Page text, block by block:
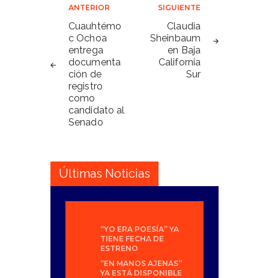
Navegación
de
entradas
ANTERIOR
Cuauhtémo
c Ochoa
entrega
documenta
ción de
registro
como
candidato al
Senado
SIGUIENTE
Claudia
Sheinbaum
en Baja
California
Sur
Últimas Noticias
“YO ERA POESÍA” YA
TIENE FECHA DE
ESTRENO
“EN MANOS AJENAS”
YA ESTÁ DISPONIBLE